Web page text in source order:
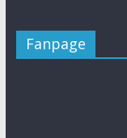
Fanpage